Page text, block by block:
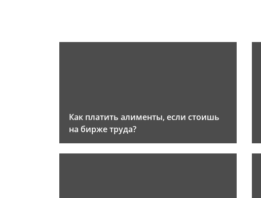
Как платить алименты, если стоишь
на бирже труда?